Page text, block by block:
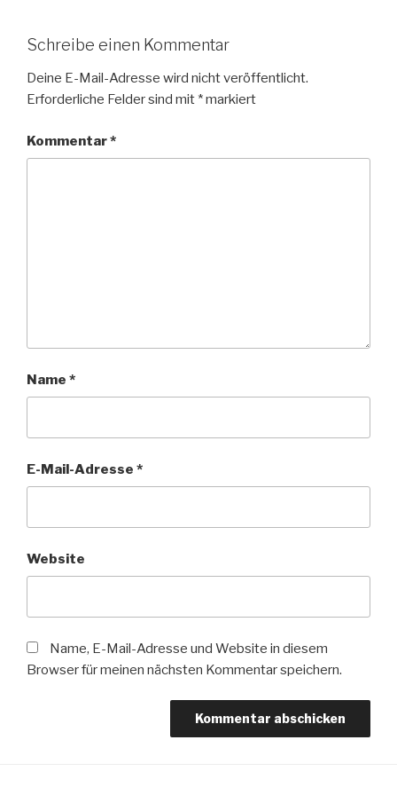
Schreibe einen Kommentar
Deine E-Mail-Adresse wird nicht veröffentlicht.
Erforderliche Felder sind mit *markiert
Kommentar*
Name *
E-Mail-Adresse *
Website
Name, E-Mail-Adresse und Website in diesem
Browser für meinen nächsten Kommentar speichern.